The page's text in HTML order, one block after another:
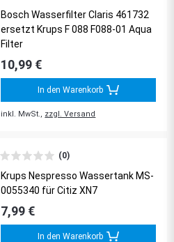
Bosch Wasserfilter Claris 461732
ersetzt Krups F 088 F088-01 Aqua
Filter
10,99 €
In den Warenkorb
inkl. MwSt., zzgl. Versand
(0)
Krups Nespresso Wassertank MS-
0055340 für Citiz XN7
7,99 €
In den Warenkorb